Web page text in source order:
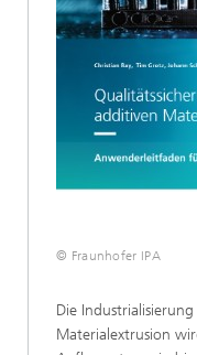
© Fraunhofer IPA
Die
Materialextrusion